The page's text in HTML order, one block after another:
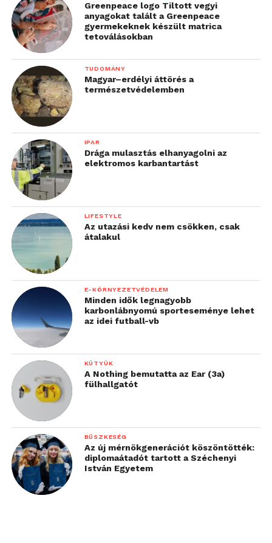
Greenpeace logo Tiltott vegyi
anyagokat talált a Greenpeace
gyermekeknek készült matrica
tetoválásokban
TUDOMÁNY
Magyar–erdélyi áttörés a
természetvédelemben
IPAR
Drága mulasztás elhanyagolni az
elektromos karbantartást
LIFESTYLE
Az utazási kedv nem csökken, csak
átalakul
E-KÖRNYEZETVÉDELEM
Minden idők legnagyobb
karbonlábnyomú sporteseménye lehet
az idei futball-vb
KÜTYÜK
A Nothing bemutatta az Ear (3a)
fülhallgatót
BÜSZKESÉG
Az új mérnökgenerációt köszöntötték:
diplomaátadót tartott a Széchenyi
István Egyetem